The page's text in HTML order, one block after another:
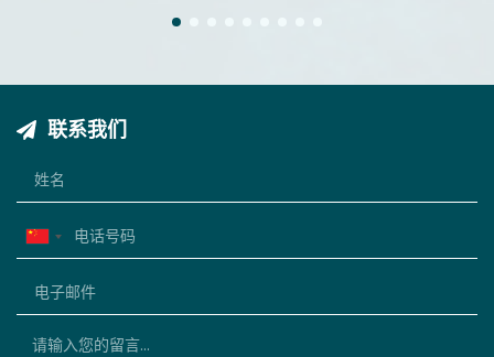
4
联系我们
China